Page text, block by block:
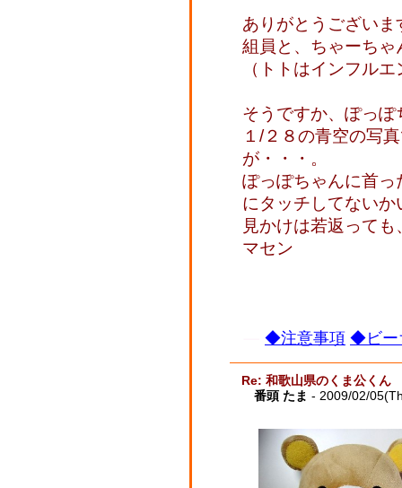
ありがとうござい
組員と、ちゃーち
（トトはインフル
そうですか、ぽっぽ
１/２８の青空の写
が・・・。
ぽっぽちゃんに首
にタッチしてないか
見かけは若返って
マセン
◆注意事項 ◆ビー
Re: 和歌山県のくま公くん
番頭 たま - 2009/02/